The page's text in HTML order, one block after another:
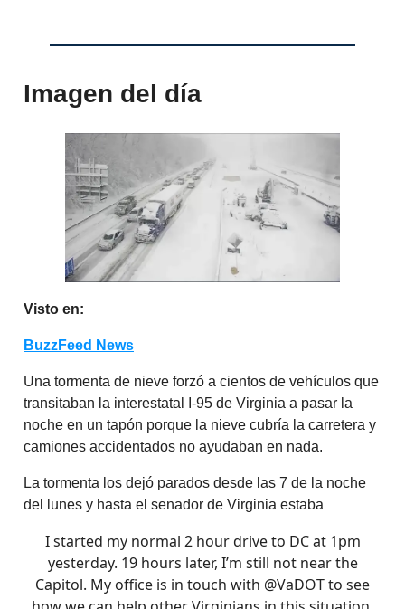
Imagen del día
Visto en:
BuzzFeed News
Una tormenta de nieve forzó a cientos de vehículos que
transitaban la interestatal I-95 de Virginia a pasar la
noche en un tapón porque la nieve cubría la carretera y
camiones accidentados no ayudaban en nada.
La tormenta los dejó parados desde las 7 de la noche
del lunes y hasta el senador de Virginia estaba
I started my normal 2 hour drive to DC at 1pm
yesterday. 19 hours later, I’m still not near the
Capitol. My office is in touch with @VaDOTto see